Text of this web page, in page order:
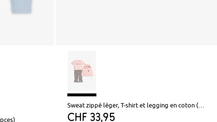
Sweat zippé léger, T-shirt et legging en coton (ens. 3 pces)
CHF 33,95